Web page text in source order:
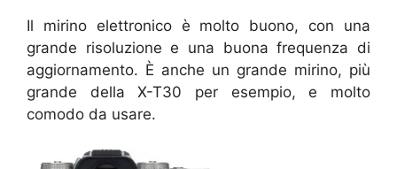
Il mirino elettronico è molto buono, con una
grande risoluzione e una buona frequenza di
aggiornamento. È anche un grande mirino, più
grande della X-T30 per esempio, e molto
comodo da usare.